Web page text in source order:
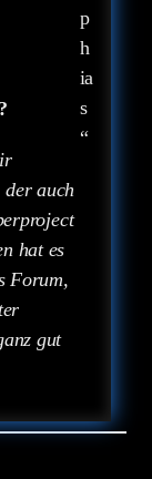
p
h
ia
s
“
auch
hat es
Forum,
gut